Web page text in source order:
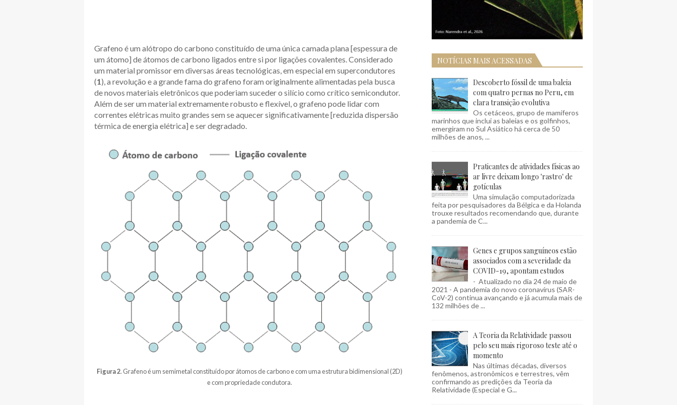
Grafeno é um alótropo do carbono constituído de uma única camada plana [espessura de
um átomo] de átomos de carbono ligados entre si por ligações covalentes. Considerado
um material promissor em diversas áreas tecnológicas, em especial em supercondutores
(1), a revolução e a grande fama do grafeno foram originalmente alimentadas pela busca
de novos materiais eletrônicos que poderiam suceder o silício como crítico semicondutor.
Além de ser um material extremamente robusto e flexível, o grafeno pode lidar com
correntes elétricas muito grandes sem se aquecer significativamente [reduzida dispersão
térmica de energia elétrica] e ser degradado.
Figura 2. Grafeno é um semimetal constituído por átomos de carbono e com uma estrutura bidimensional (2D)
e com propriedade condutora.
NOTÍCIAS MAIS ACESSADAS
Descoberto fóssil de uma baleia
com quatro pernas no Peru, em
clara transição evolutiva
Os cetáceos, grupo de mamíferos
marinhos que inclui as baleias e os golfinhos,
emergiram no Sul Asiático há cerca de 50
milhões de anos, ...
Praticantes de atividades físicas ao
ar livre deixam longo 'rastro' de
gotículas
Uma simulação computadorizada
feita por pesquisadores da Bélgica e da Holanda
trouxe resultados recomendando que, durante
a pandemia de C...
Genes e grupos sanguíneos estão
associados com a severidade da
COVID-19, apontam estudos
- Atualizado no dia 24 de maio de
2021 - A pandemia do novo coronavírus (SAR-
CoV-2) continua avançando e já acumula mais de
132 milhões de ...
A Teoria da Relatividade passou
pelo seu mais rigoroso teste até o
momento
Nas últimas décadas, diversos
fenômenos, astronômicos e terrestres, vêm
confirmando as predições da Teoria da
Relatividade (Especial e G...